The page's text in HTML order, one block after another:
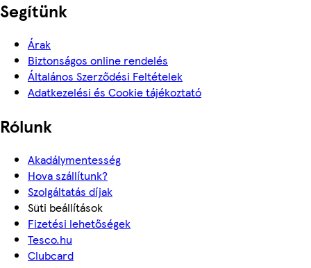
Segítünk
Árak
Biztonságos online rendelés
Általános Szerződési Feltételek
Adatkezelési és Cookie tájékoztató
Rólunk
Akadálymentesség
Hova szállítunk?
Szolgáltatás díjak
Süti beállítások
Fizetési lehetőségek
Tesco.hu
Clubcard